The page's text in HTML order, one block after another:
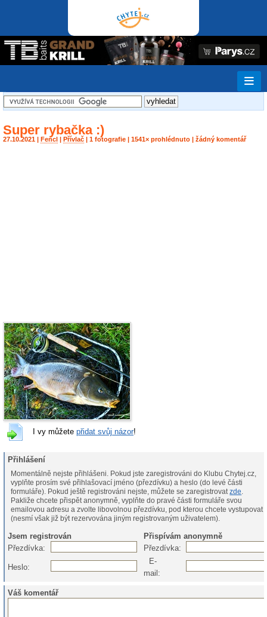
Super rybačka :)
27.10.2021 | Fencl Přívlač | 1 fotografie | 1541× prohlédnuto | žádný komentář
I vy můžete přidat svůj názor!
Přihlášení
Momentálně nejste přihlášeni. Pokud jste zaregistrováni do Klubu Chytej.cz,
vyplňte prosím své přihlašovací jméno (přezdívku) a heslo (do levé části
formuláře). Pokud ještě registrováni nejste, můžete se zaregistrovatzde.
Pakliže chcete přispět anonymně, vyplňte do pravé části formuláře svou
emailovou adresu a zvolte libovolnou přezdívku, pod kterou chcete vystupovat
(nesmí však již být rezervována jiným registrovaným uživatelem).
Jsem registrován
Přispívám anonymně
Přezdívka:
Přezdívka:
Heslo:
E-
mail:
Váš komentář